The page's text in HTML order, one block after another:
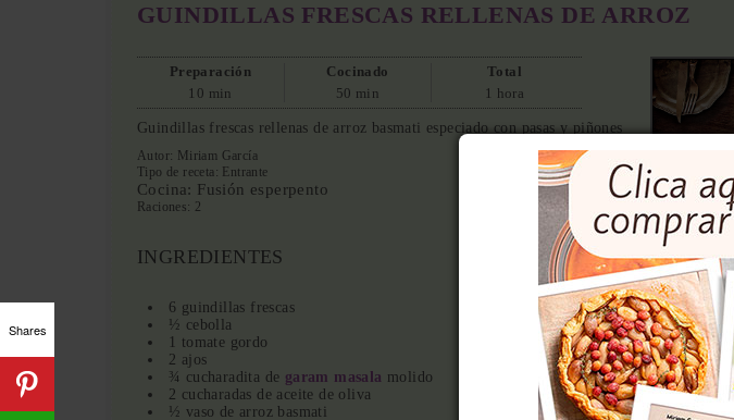
GUINDILLAS FRESCAS RELLENAS DE ARROZ
Preparación
10 min
Cocinado
50 min
Total
1 hora
Guindillas frescas rellenas de arroz basmati especiado con pasas y piñones
Autor: Miriam García
Tipo de receta: Entrante
Cocina: Fusión esperpento
Raciones: 2
INGREDIENTES
6 guindillas frescas
½ cebolla
1 tomate gordo
2 ajos
¾ cucharadita de garam masala molido
2 cucharadas de aceite de oliva
½ vaso de arroz basmati
Shares